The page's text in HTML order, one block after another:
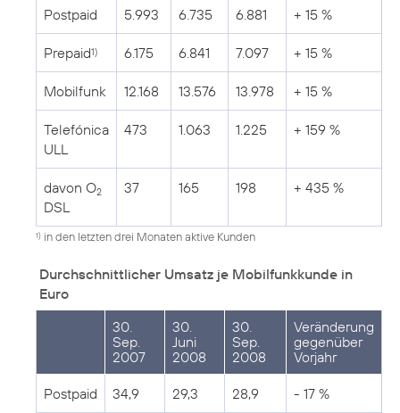
Postpaid 5.993 6.735 6.881 + 15 %
Prepaid1) 6.175 6.841 7.097 + 15 %
Mobilfunk 12.168 13.576 13.978 + 15 %
Telefónica
ULL
473 1.063 1.225 + 159 %
davon O2
DSL
37 165 198 + 435 %
1) in den letzten drei Monaten aktive Kunden
Durchschnittlicher Umsatz je Mobilfunkkunde in
Euro
30.
Sep.
2007
30.
Juni
2008
30.
Sep.
2008
Veränderung
gegenüber
Vorjahr
Postpaid 34,9 29,3 28,9 - 17 %